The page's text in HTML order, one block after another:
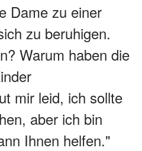
Dame zu einer
zu beruhigen.
Warum haben die
mir leid, ich sollte
aber ich bin
Ihnen helfen."